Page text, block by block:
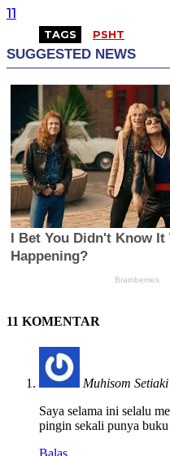
11
TAGS PSHT
11 KOMENTAR
Muhisom Setiaki
Saya selama ini selalu
pingin sekali punya
Balas